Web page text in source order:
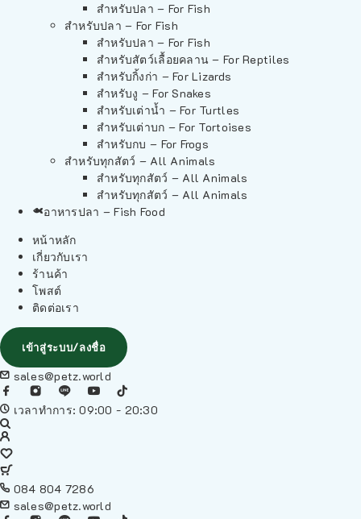
สำหรับปลา – For Fish
สำหรับปลา – For Fish
สำหรับปลา – For Fish
สำหรับสัตว์เลื้อยคลาน – For Reptiles
สำหรับกิ้งก่า – For Lizards
สำหรับงู – For Snakes
สำหรับเต่าน้ำ – For Turtles
สำหรับเต่าบก – For Tortoises
สำหรับกบ – For Frogs
สำหรับทุกสัตว์ – All Animals
สำหรับทุกสัตว์ – All Animals
สำหรับทุกสัตว์ – All Animals
อาหารปลา – Fish Food
หน้าหลัก
เกี่ยวกับเรา
ร้านค้า
โพสต์
ติดต่อเรา
เข้าสู่ระบบ/ลงชื่อ
sales@petz.world
เวลาทำการ: 09:00 - 20:30
084 804 7286
sales@petz.world